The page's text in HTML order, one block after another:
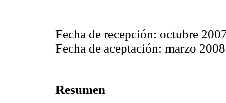
Fecha de recepción: octubre
Fecha de aceptación: marzo
Resumen